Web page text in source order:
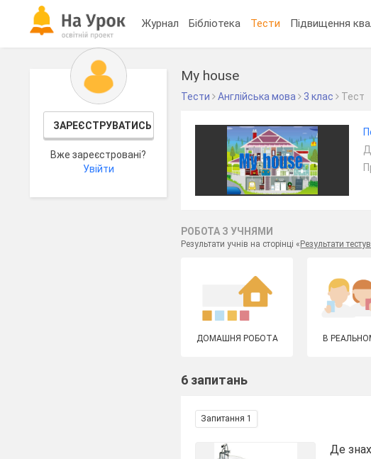
Журнал Бібліотека Тести Підвищення
ЗАРЕЄСТРУВАТИСЬ
Вже зареєстровані?
Увійти
My house
Тести Англійська мова 3 клас Тест
РОБОТА З УЧНЯМИ
Результати учнів на сторінці « Результати
ДОМАШНЯ РОБОТА В
6 запитань
Запитання 1
Де